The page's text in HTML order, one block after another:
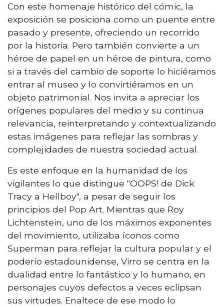
Con este homenaje histórico del cómic, la
exposición se posiciona como un puente entre
pasado y presente, ofreciendo un recorrido
por la historia. Pero también convierte a un
héroe de papel en un héroe de pintura, como
si a través del cambio de soporte lo hiciéramos
entrar al museo y lo convirtiéramos en un
objeto patrimonial. Nos invita a apreciar los
orígenes populares del medio y su continua
relevancia, reinterpretando y contextualizando
estas imágenes para reflejar las sombras y
complejidades de nuestra sociedad actual.
Es este enfoque en la humanidad de los
vigilantes lo que distingue "OOPS! de Dick
Tracy a Hellboy", a pesar de seguir los
principios del Pop Art. Mientras que Roy
Lichtenstein, uno de los máximos exponentes
del movimiento, utilizaba íconos como
Superman para reflejar la cultura popular y el
poderío estadounidense, Virro se centra en la
dualidad entre lo fantástico y lo humano, en
personajes cuyos defectos a veces eclipsan
sus virtudes. Enaltece de ese modo lo